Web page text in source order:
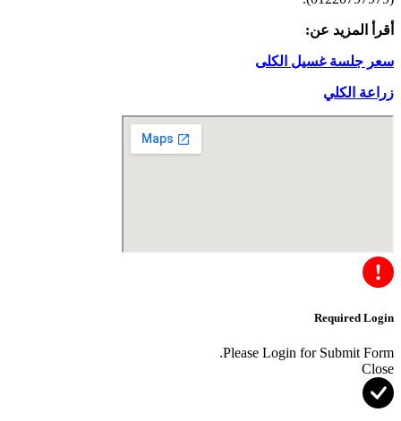
أقرأ المزيد عن:
سعر جلسة غسيل الكلى
زراعة الكلي
Required Login
Please Login for Submit Form.
Close